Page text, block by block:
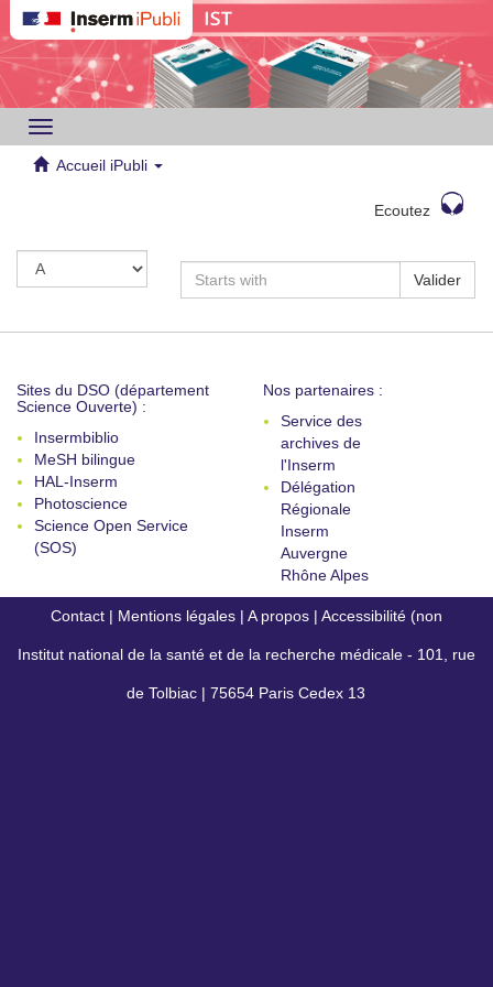
Toggle
navigation
Accueil iPubli
Ecoutez
Valider
Sites du DSO (département
Science Ouverte) :
Insermbiblio
MeSH bilingue
HAL-Inserm
Photoscience
Science Open Service
(SOS)
Nos partenaires :
Service des
archives de
l'Inserm
Délégation
Régionale
Inserm
Auvergne
Rhône Alpes
Contact | Mentions légales | A propos | Accessibilité (non
conforme)
Institut national de la santé et de la recherche médicale - 101, rue
de Tolbiac | 75654 Paris Cedex 13